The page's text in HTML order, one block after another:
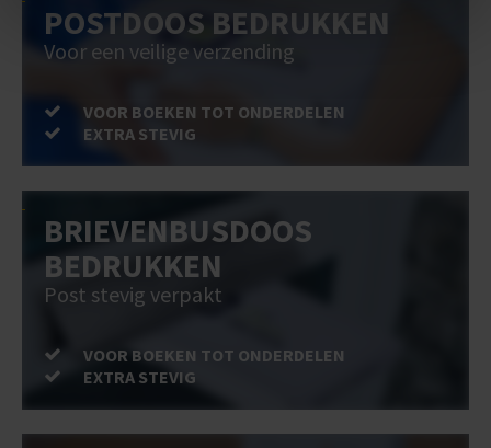
POSTDOOS BEDRUKKEN
Voor een veilige verzending
VOOR BOEKEN TOT ONDERDELEN
EXTRA STEVIG
BRIEVENBUSDOOS
BEDRUKKEN
Post stevig verpakt
VOOR BOEKEN TOT ONDERDELEN
EXTRA STEVIG